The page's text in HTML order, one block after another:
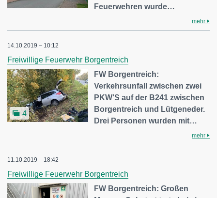
Feuerwehren wurde…
mehr
14.10.2019 – 10:12
Freiwillige Feuerwehr Borgentreich
4
FW Borgentreich:
Verkehrsunfall zwischen zwei
PKW'S auf der B241 zwischen
Borgentreich und Lütgeneder.
Drei Personen wurden mit…
mehr
11.10.2019 – 18:42
Freiwillige Feuerwehr Borgentreich
FW Borgentreich: Großen